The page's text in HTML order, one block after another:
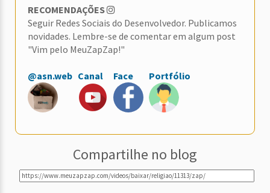
RECOMENDAÇÕES
Seguir Redes Sociais do Desenvolvedor. Publicamos
novidades. Lembre-se de comentar em algum post
"Vim pelo MeuZapZap!"
@asn.web Canal Face Portfólio
Compartilhe no blog